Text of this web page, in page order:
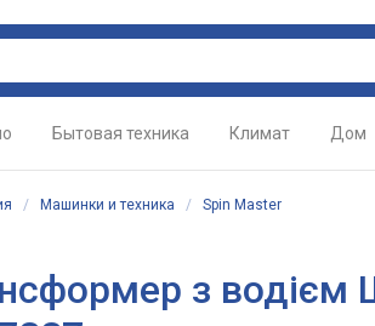
Бытовая техника Климат Дом
/ Машинки и техника / Spin Master
з водієм